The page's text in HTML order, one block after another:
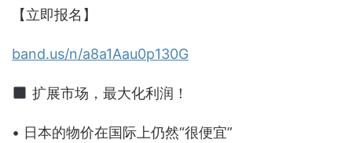
【立即报名】
band.us/n/a8a1Aau0p130G
扩展市场，最大化利润！
• 日本的物价在国际上仍然“很便宜”